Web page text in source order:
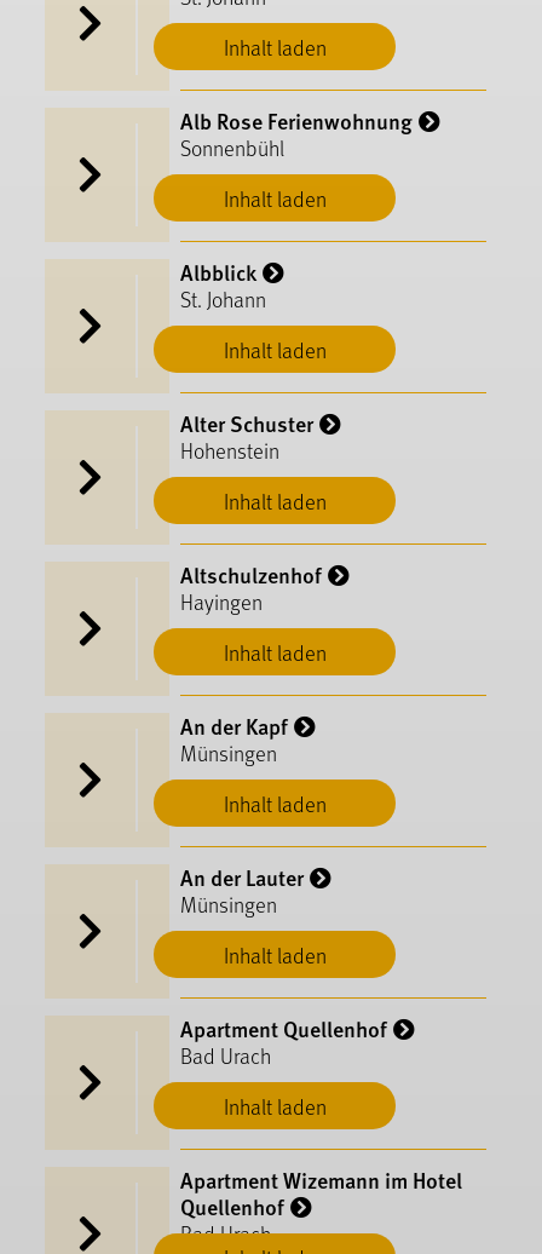
Inhalt laden
Inhalt laden
Alb Rose Ferienwohnung
Sonnenbühl
Inhalt laden
Albblick
St. Johann
Inhalt laden
Alter Schuster
Hohenstein
Inhalt laden
Altschulzenhof
Hayingen
Inhalt laden
An der Kapf
Münsingen
Inhalt laden
An der Lauter
Münsingen
Inhalt laden
Apartment Quellenhof
Bad Urach
Apartment Wizemann im Hotel
Quellenhof
Bad Urach